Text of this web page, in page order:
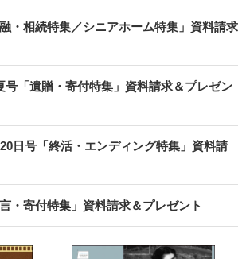
・相続特集／シニアホーム特集」資料請求
「遺贈・寄付特集」資料請求＆プレゼン
日号「終活・エンディング特集」資料請
・寄付特集」資料請求＆プレゼント